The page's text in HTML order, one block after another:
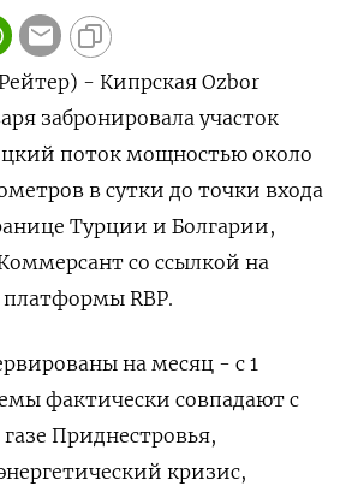
- Кипрская Ozbor
забронировала участок
поток мощностью около
в сутки до точки входа
Турции и Болгарии,
со ссылкой на
RBP.
на месяц - с 1
фактически совпадают с
Приднестровья,
кризис,